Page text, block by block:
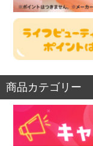
商品カテゴリー